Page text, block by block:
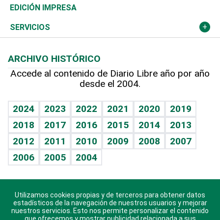
Caribe
Resto del mundo
Global y variable
Economía personal
Novedades
Podcast Arte Libre
Hablando con el pediatra
Vida y familia
Eñe
Celebrando la vida
Sin complejos
En pocas palabras
Escuchando al corazón
Olimpismo
Más deportes
Línea de hit
TBT Deportivo
Noticiero Poteleche
Columnistas
Martes de tecnología
Cambio climático
Deportes
Opinión
Hecho en casa
Guía del dinero
EDICIÓN IMPRESA
SERVICIOS
Cumpleaños
Horóscopos
Crucigramas
ARCHIVO HISTÓRICO
Accede al contenido de Diario Libre año por año
desde el 2004.
2024 2023 2022 2021 2020
2019
2018
2017 2016 2015 2014
2013
2012
2011 2010 2009 2008
2007
2006
2005 2004
Descarga nuestras aplicaciones para Android, iOS y
sistema Huawei.
Utilizamos cookies propias y de terceros para obtener datos
estadísticos de la navegación de nuestros usuarios y mejorar
nuestros servicios. Esto nos permite personalizar el contenido